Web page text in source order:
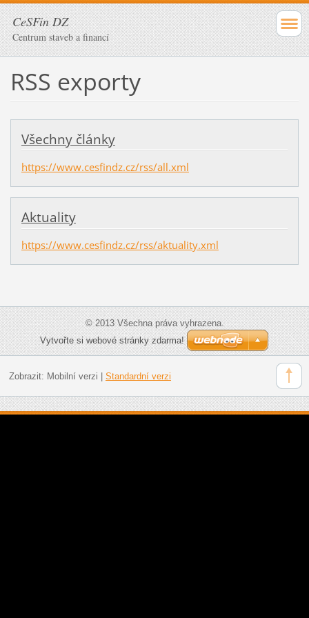
CeSFin DZ
Centrum staveb a financí
RSS exporty
Všechny články
https://www.cesfindz.cz/rss/all.xml
Aktuality
https://www.cesfindz.cz/rss/aktuality.xml
© 2013 Všechna práva vyhrazena.
Vytvořte si webové stránky zdarma!
Zobrazit: Mobilní verzi Standardní verzi